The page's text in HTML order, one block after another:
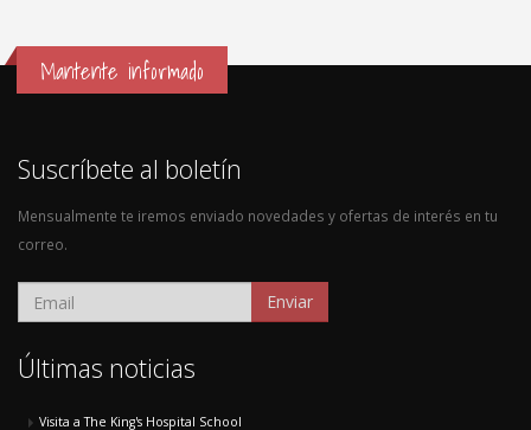
Mantente informado
Suscríbete al boletín
Mensualmente te iremos enviado novedades y ofertas de interés en tu
correo.
Enviar
Últimas noticias
Visita a The King's Hospital School